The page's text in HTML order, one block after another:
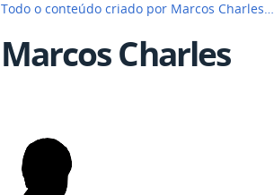
Todo o conteúdo criado por Marcos Charles…
Marcos Charles